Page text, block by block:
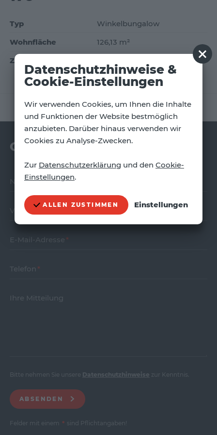
Finanzieren
Referenzen
Typ
Winkelbungalow
Wohnfläche
126,13 m²
Zimmer
vorherige Seite // Übersicht // nächste Seite
Grundriss anfordern
Name
Vorname
E-Mail-Adresse
Telefon
Ihre Mitteilung
Bitte nehmen Sie unsere Datenschutzhinweise zur Kenntnis.
ABSENDEN
Felder mit einem * sind Pflichtangaben!
Datenschutzhinweise &
Cookie-Einstellungen
Wir verwenden Cookies, um Ihnen die Inhalte
und Funktionen der Website bestmöglich
anzubieten. Darüber hinaus verwenden wir
Cookies zu Analyse-Zwecken.
Zur Datenschutzerklärung und den Cookie-
Einstellungen.
ALLEN ZUSTIMMEN Einstellungen